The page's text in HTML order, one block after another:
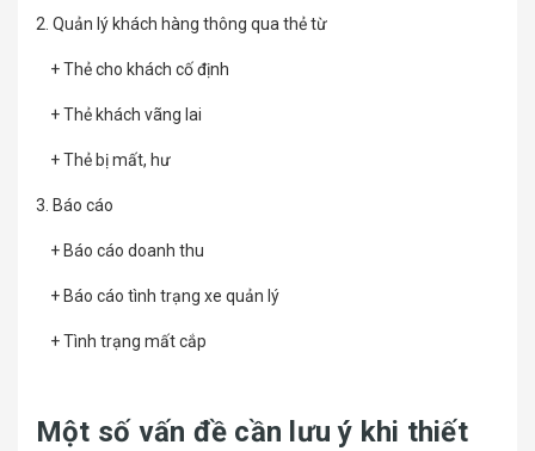
2. Quản lý khách hàng thông qua thẻ từ
+ Thẻ cho khách cố định
+ Thẻ khách vãng lai
+ Thẻ bị mất, hư
3. Báo cáo
+ Báo cáo doanh thu
+ Báo cáo tình trạng xe quản lý
+ Tình trạng mất cắp
Một số vấn đề cần lưu ý khi thiết